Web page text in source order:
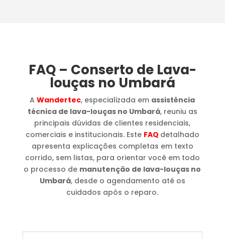
FAQ – Conserto de Lava-
louças no Umbará
AWandertec, especializada em assistência
técnica de lava-louças no Umbará, reuniu as
principais dúvidas de clientes residenciais,
comerciais e institucionais. Este FAQ detalhado
apresenta explicações completas em texto
corrido, sem listas, para orientar você em todo
o processo de manutenção de lava-louças no
Umbará, desde o agendamento até os
cuidados após o reparo.